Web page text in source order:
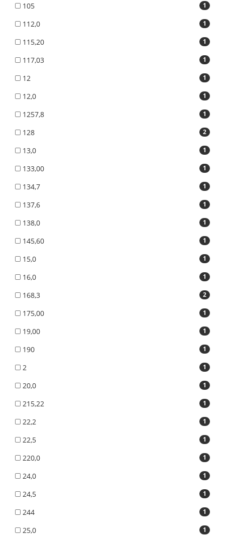
1
105
1
112,0
1
115,20
1
117,03
1
12
1
12,0
1
1257,8
2
128
1
13,0
1
133,00
1
134,7
1
137,6
1
138,0
1
145,60
1
15,0
1
16,0
2
168,3
1
175,00
1
19,00
1
190
1
2
1
20,0
1
215,22
1
22,2
1
22,5
1
220,0
1
24,0
1
24,5
1
244
1
25,0